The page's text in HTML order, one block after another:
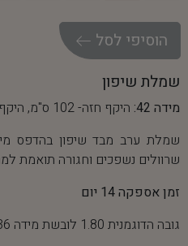
הוסיפי לסל
שמלת שיפון
מידה 42:
היקף חזה- 102 ס"מ, היקף מותן- 80 ס"מ
שמלת ערב מבד שיפון בהדפס
שרוולים נשפכים וחגורה תואמת
זמן אספקה 14 יום
גובה הדוגמנית 1.80 לובשת מידה 36